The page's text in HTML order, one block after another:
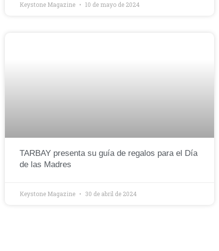
Keystone Magazine 10 de mayo de 2024
TARBAY presenta su guía de regalos para el Día
de las Madres
Keystone Magazine 30 de abril de 2024